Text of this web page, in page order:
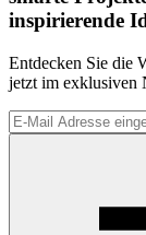
inspirierende
Entdecken Sie die
jetzt im exklusiven